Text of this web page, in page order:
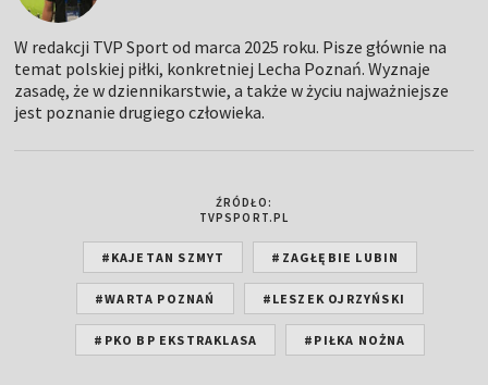
W redakcji TVP Sport od marca 2025 roku. Pisze głównie na
temat polskiej piłki, konkretniej Lecha Poznań. Wyznaje
zasadę, że w dziennikarstwie, a także w życiu najważniejsze
jest poznanie drugiego człowieka.
ŹRÓDŁO:
TVPSPORT.PL
#KAJETAN SZMYT #ZAGŁĘBIE LUBIN
#WARTA POZNAŃ #LESZEK OJRZYŃSKI
#PKO BP EKSTRAKLASA #PIŁKA NOŻNA